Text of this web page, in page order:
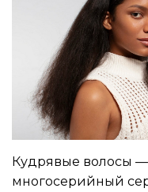
Кудрявые волосы —
многосерийный